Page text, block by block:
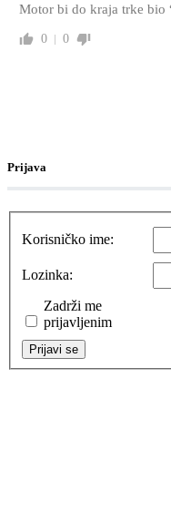
Motor bi do kraja trke bio
0 0
Prijava
Korisničko ime:
Lozinka:
Zadrži me
prijavljenim
Prijavi se